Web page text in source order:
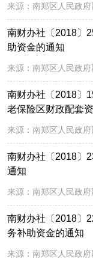
来源： 南郑区人民政府
南财办社〔2018〕
助资金的通知
来源： 南郑区人民政府
南财办社〔2018〕
老保险区财政配套
来源： 南郑区人民政府
南财办社〔2018〕
通知
来源： 南郑区人民政府
南财办社〔2018〕
务补助资金的通知
来源： 南郑区人民政府